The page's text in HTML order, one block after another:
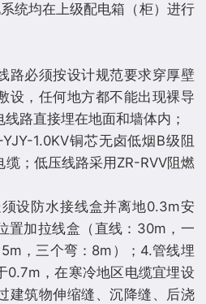
统均在上级配电箱（柜）进行
路必须按设计规范要求穿厚壁
设，任何地方都不能出现裸导
路直接埋在地面和墙体内；
1.0KV铜芯无卤低烟B级阻
；低压线路采用ZR-RVV阻燃
设防水接线盒并离地0.3m安
置加拉线盒（直线：30m，一
，三个弯：8m）；4.管线埋
0.7m，在寒冷地区电缆宜埋设
建筑物伸缩缝、沉降缝、后浇